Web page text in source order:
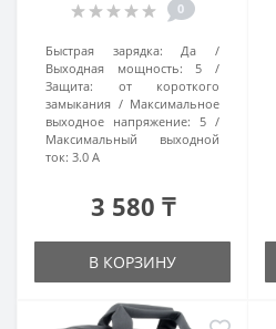
0
Быстрая зарядка:
Да
Выходная мощность:
5
Защита:
от короткого
замыкания
Максимальное
выходное напряжение: 5
Максимальный выходной
ток: 3.0 А
3 580 ₸
В КОРЗИНУ